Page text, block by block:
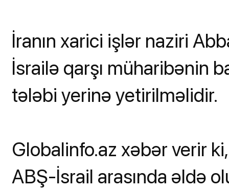
İranın xarici işlər naziri
İsrailə qarşı müharibənin
tələbi yerinə yetirilməlidir.
Globalinfo.az xəbər verir
ABŞ-İsrail arasında əldə